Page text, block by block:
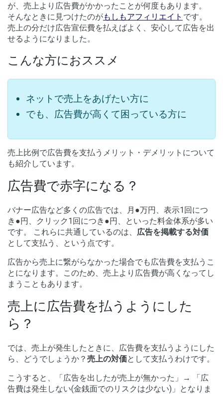
が、売上より広告費がかかったことが何度もあります。
そんなときに見つけたのがもしもアフィリエイト です。
売上の分だけ広告宣伝費を払えばよく、安心して広告を出
せるようになりました。
こんな方におススメ
ネットで売上をあげたい方に
でも、広告費が高くて困っている方に
売上比例で広告費を支払うメリット・デメリットについて
も紹介しています。
広告費で赤字になる？
バナー広告など多くの広告では、月●万円、表示1回につ
き●円、クリック1回につき●円、といった料金体系が多い
です。 これらに共通しているのは、 広告を掲載する対価
として支払う、という点です。
広告から売上に繋がらなかった場合でも広告費を支払うこ
とになります。このため、売上より広告費が高くなってし
まうこともあります。
売上に広告費を払うようにした
ら？
では、売上が発生したときに、広告費を支払うようにした
ら、どうでしょうか？ 売上の対価として支払うわけです。
こうすると、「広告を出したが売上が無かった」→ 「広
告費は発生しない(金銭面でのリスクは少ない)」となりま